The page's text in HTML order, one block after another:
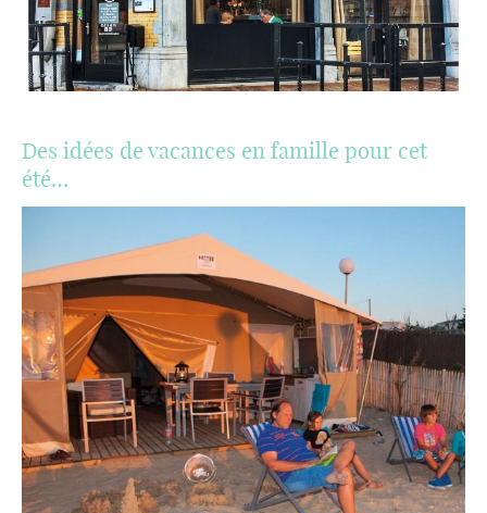
Des idées de vacances en famille pour cet
été…